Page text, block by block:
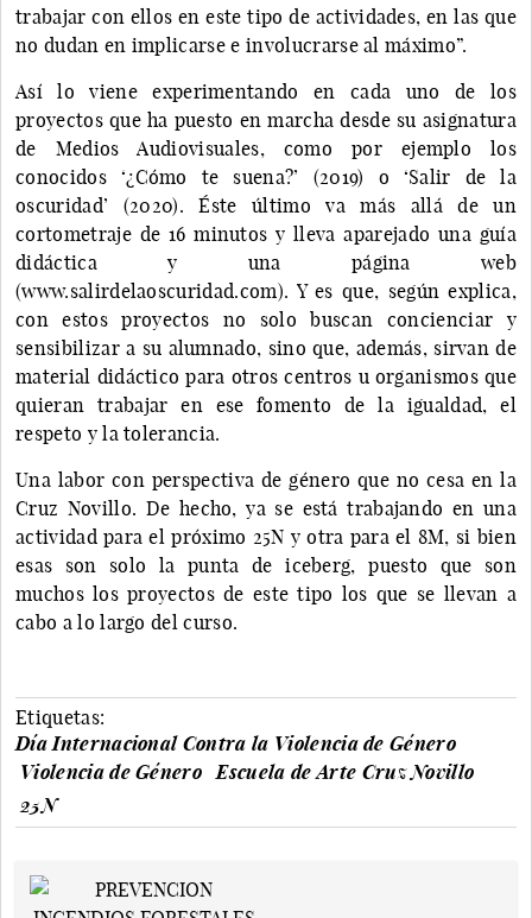
trabajar con ellos en este tipo de actividades, en las que
no dudan en implicarse e involucrarse al máximo”.
Así lo viene experimentando en cada uno de los
proyectos que ha puesto en marcha desde su asignatura
de Medios Audiovisuales, como por ejemplo los
conocidos ‘¿Cómo te suena?’ (2019) o ‘Salir de la
oscuridad’ (2020). Éste último va más allá de un
cortometraje de 16 minutos y lleva aparejado una guía
didáctica y una página web
(www.salirdelaoscuridad.com). Y es que, según explica,
con estos proyectos no solo buscan concienciar y
sensibilizar a su alumnado, sino que, además, sirvan de
material didáctico para otros centros u organismos que
quieran trabajar en ese fomento de la igualdad, el
respeto y la tolerancia.
Una labor con perspectiva de género que no cesa en la
Cruz Novillo. De hecho, ya se está trabajando en una
actividad para el próximo 25N y otra para el 8M, si bien
esas son solo la punta de iceberg, puesto que son
muchos los proyectos de este tipo los que se llevan a
cabo a lo largo del curso.
Etiquetas:
Día Internacional Contra la Violencia de Género
Violencia de Género
Escuela de Arte Cruz Novillo
25N